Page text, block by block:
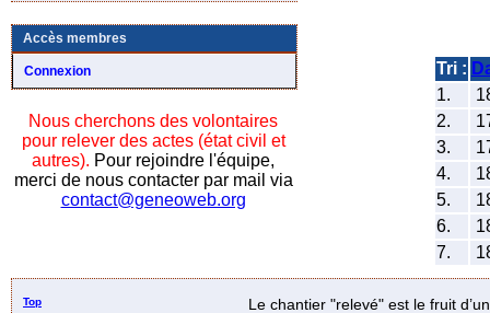
Accès membres
Connexion
Nous cherchons des volontaires
pour relever des actes (état civil et
autres). Pour rejoindre l'équipe,
merci de nous contacter par mail via
contact@geneoweb.org
Tri :
1.
2.
3.
4.
5.
6.
7.
Top
Le chantier "relevé" est le fruit